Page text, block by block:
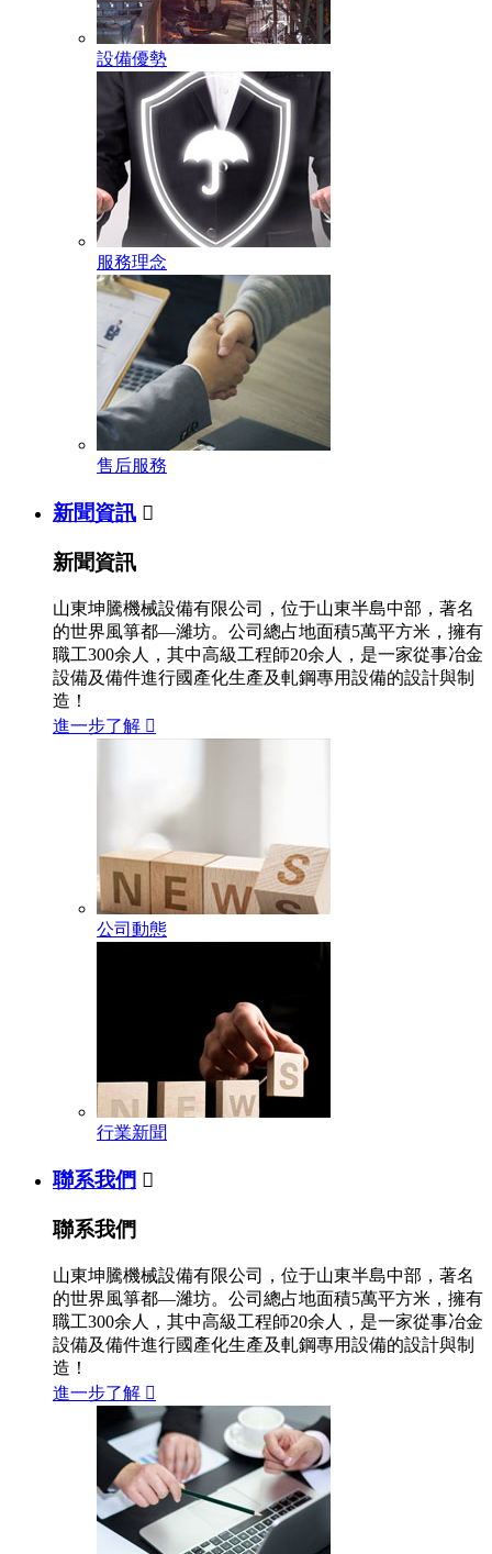
設備優勢
服務理念
售后服務
新聞資訊 
新聞資訊
山東坤騰機械設備有限公司，位于山東半島中部，著名
的世界風箏都—濰坊。公司總占地面積5萬平方米，擁有
職工300余人，其中高級工程師20余人，是一家從事冶金
設備及備件進行國產化生產及軋鋼專用設備的設計與制
造！
進一步了解 
公司動態
行業新聞
聯系我們 
聯系我們
山東坤騰機械設備有限公司，位于山東半島中部，著名
的世界風箏都—濰坊。公司總占地面積5萬平方米，擁有
職工300余人，其中高級工程師20余人，是一家從事冶金
設備及備件進行國產化生產及軋鋼專用設備的設計與制
造！
進一步了解 